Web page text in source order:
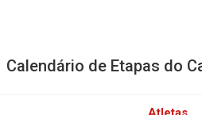
Calendário de Etapas do